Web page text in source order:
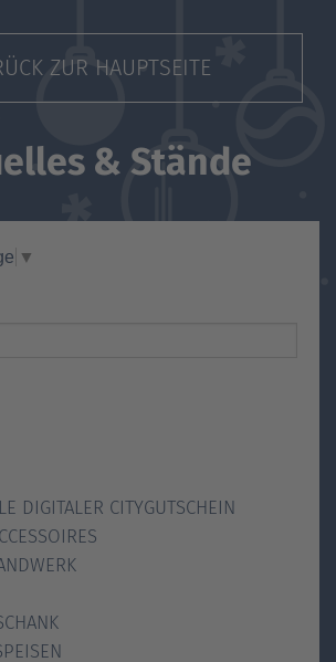
ZUR HAUPTSEITE
& Stände
▼
DIGITALER CITYGUTSCHEIN